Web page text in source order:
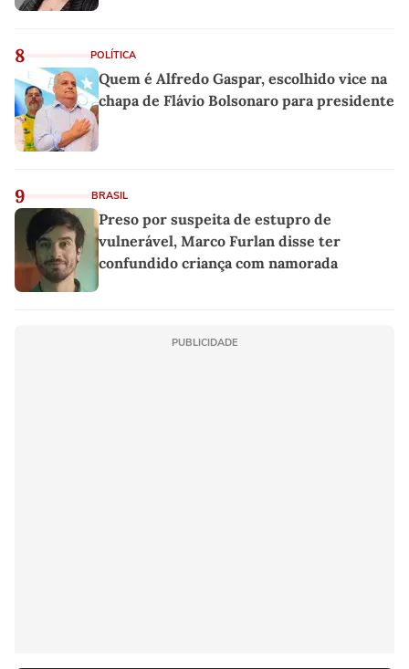
8 POLÍTICA
Quem é Alfredo Gaspar, escolhido vice na
chapa de Flávio Bolsonaro para presidente
9 BRASIL
Preso por suspeita de estupro de
vulnerável, Marco Furlan disse ter
confundido criança com namorada
PUBLICIDADE